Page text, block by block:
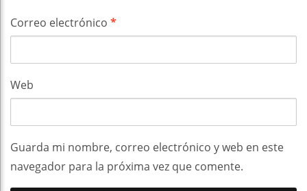
Correo electrónico *
Web
Guarda mi nombre, correo electrónico y web en este
navegador para la próxima vez que comente.